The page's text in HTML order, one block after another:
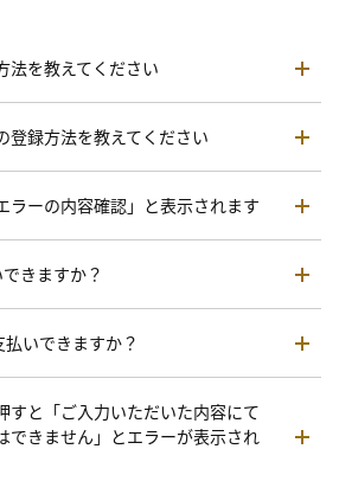
法を教えてください
登録方法を教えてください
ラーの内容確認」と表示されます
きますか？
いできますか？
すと「ご入力いただいた内容にて
できません」とエラーが表示され